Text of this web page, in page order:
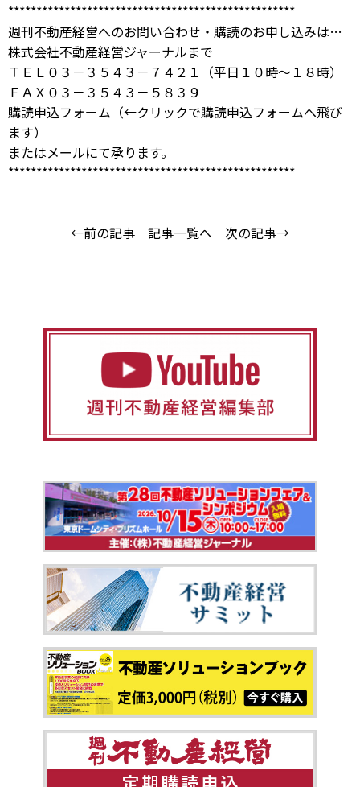
***************************************************
週刊不動産経営へのお問い合わせ・購読のお申し込みは…
株式会社不動産経営ジャーナルまで
ＴＥＬ０３－３５４３－７４２１（平日１０時～１８時）
ＦＡＸ０３－３５４３－５８３９
購読申込フォーム （←クリックで購読申込フォームへ飛び
ます）
またはメールにて承ります。
***************************************************
←前の記事 記事一覧へ 次の記事→